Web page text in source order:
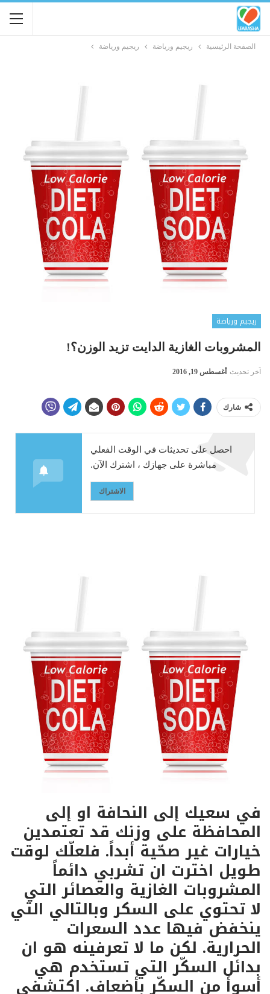
الصفحة الرئيسية ريجيم ورياضة ريجيم ورياضة
ريجيم ورياضة
المشروبات الغازية الدايت تزيد الوزن؟!
آخر تحديث أغسطس 19, 2016
شارك
احصل على تحديثات في الوقت الفعلي
مباشرة على جهازك ، اشترك الآن.
الاشتراك
في سعيك إلى النحافة او إلى
المحافظة على وزنك قد تعتمدين
خيارات غير صحّية أبداً. فلعلّك لوقت
طويل اخترت ان تشربي دائماً
المشروبات الغازية والعصائر التي
لا تحتوي على السكر وبالتالي التي
ينخفض فيها عدد السعرات
الحرارية. لكن ما لا تعرفينه هو ان
بدائل السكّر التي تستخدم هي
أسوأ من السكّر بأضعاف. اكتشفي